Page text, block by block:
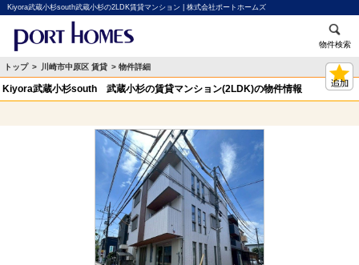
Kiyora武蔵小杉south武蔵小杉の2LDK賃貸マンション | 株式会社ポートホームズ
物件検索
トップ > 川崎市中原区 賃貸 > 物件詳細
Kiyora武蔵小杉south 武蔵小杉の賃貸マンション(2LDK)の物件情報